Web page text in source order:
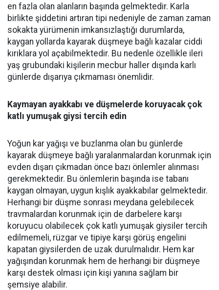
en fazla olan alanların başında gelmektedir. Karla
birlikte şiddetini artıran tipi nedeniyle de zaman zaman
sokakta yürümenin imkansızlaştığı durumlarda,
kaygan yollarda kayarak düşmeye bağlı kazalar ciddi
kırıklara yol açabilmektedir. Bu nedenle özellikle ileri
yaş grubundaki kişilerin mecbur haller dışında karlı
günlerde dışarıya çıkmaması önemlidir.
Kaymayan ayakkabı ve düşmelerde koruyacak çok
katlı yumuşak giysi tercih edin
Yoğun kar yağışı ve buzlanma olan bu günlerde
kayarak düşmeye bağlı yaralanmalardan korunmak için
evden dışarı çıkmadan önce bazı önlemler alınması
gerekmektedir. Bu önlemlerin başında ise tabanı
kaygan olmayan, uygun kışlık ayakkabılar gelmektedir.
Herhangi bir düşme sonrası meydana gelebilecek
travmalardan korunmak için de darbelere karşı
koruyucu olabilecek çok katlı yumuşak giysiler tercih
edilmemeli, rüzgar ve tipiye karşı görüş engelini
kapatan giysilerden de uzak durulmalıdır. Hem kar
yağışından korunmak hem de herhangi bir düşmeye
karşı destek olması için kişi yanına sağlam bir
şemsiye alabilir.